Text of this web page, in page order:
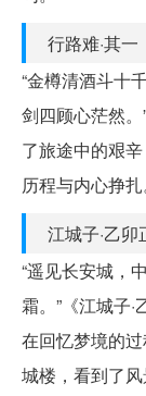
行路难·其一
“金樽清酒斗十
剑四顾心茫然
了旅途中的艰
历程与内心挣扎
江城子·乙
“遥见长安城，
霜。”《江城子
在回忆梦境的
城楼，看到了